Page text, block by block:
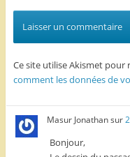
Ce site utilise Akismet pour
comment les données de
Masur Jonathansur
Bonjour,